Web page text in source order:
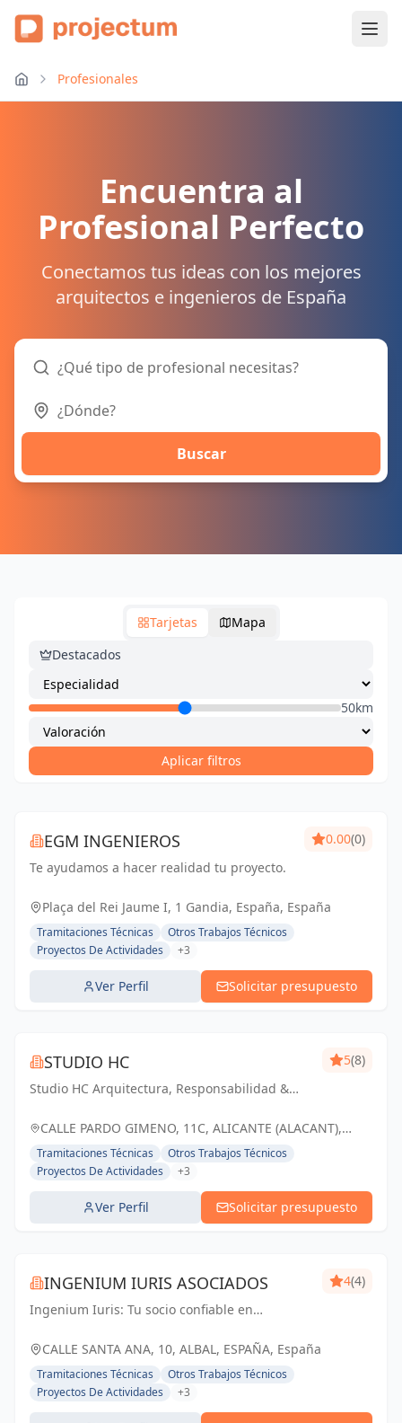
Profesionales
Encuentra al
Profesional Perfecto
Conectamos tus ideas con los mejores
arquitectos e ingenieros de España
Buscar
Tarjetas
Mapa
Destacados
50km
Aplicar filtros
EGM INGENIEROS
Te ayudamos a hacer realidad tu proyecto.
0.00(0)
Plaça del Rei Jaume I, 1 Gandia, España, España
Tramitaciones Técnicas
Otros Trabajos Técnicos
Proyectos De Actividades
+3
Ver Perfil Solicitar presupuesto
STUDIO HC
Studio HC Arquitectura, Responsabilidad &
5(8)
CALLE PARDO GIMENO, 11C, ALICANTE (ALACANT),
ESPAÑA, España
Tramitaciones Técnicas
Otros Trabajos Técnicos
Proyectos De Actividades
+3
Ver Perfil Solicitar presupuesto
INGENIUM IURIS ASOCIADOS
Ingenium Iuris: Tu socio confiable en
Soluciones profesionales para proyectos
4(4)
CALLE SANTA ANA, 10, ALBAL, ESPAÑA, España
Tramitaciones Técnicas
Otros Trabajos Técnicos
Proyectos De Actividades
+3